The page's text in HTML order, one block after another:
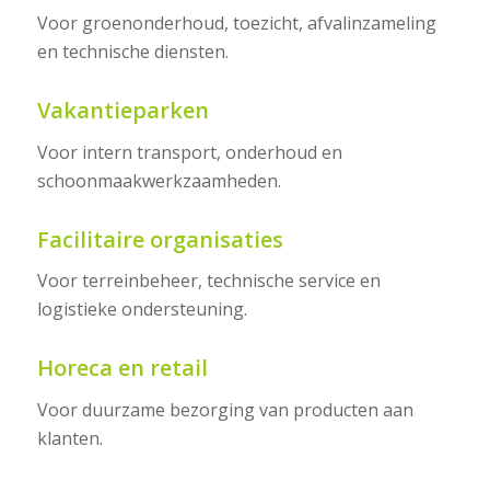
Voor groenonderhoud, toezicht, afvalinzameling
en technische diensten.
Vakantieparken
Voor intern transport, onderhoud en
schoonmaakwerkzaamheden.
Facilitaire organisaties
Voor terreinbeheer, technische service en
logistieke ondersteuning.
Horeca en retail
Voor duurzame bezorging van producten aan
klanten.